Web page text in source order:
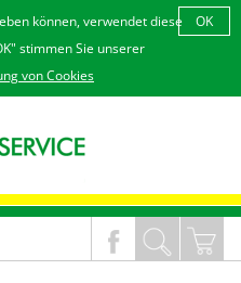
können, verwendet diese
stimmen Sie unserer
von Cookies
OK